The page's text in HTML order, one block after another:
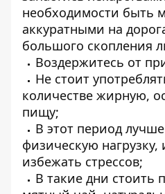
необходимости быть
аккуратными на
большого скопления
Воздержитесь от
Не стоит
количестве жирную,
пищу;
В этот период
физическую нагрузку,
избежать стрессов;
В такие дни стоить